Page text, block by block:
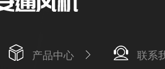
产品中心 联系